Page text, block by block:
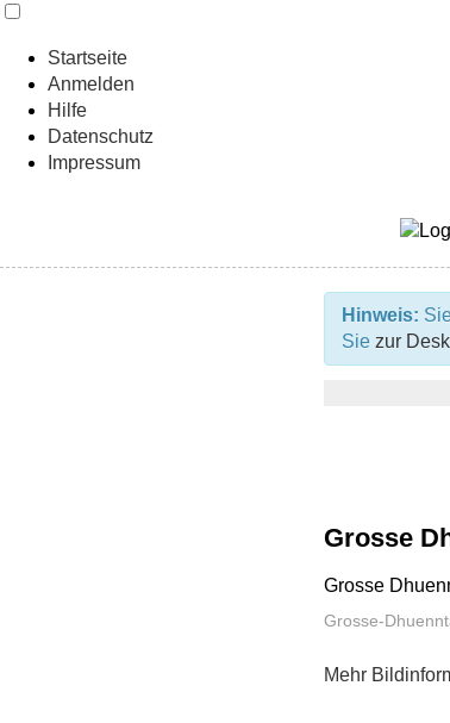
Startseite
Anmelden
Hilfe
Datenschutz
Impressum
Hinweis:
Sie zur
Grosse
Grosse
Grosse-
Mehr